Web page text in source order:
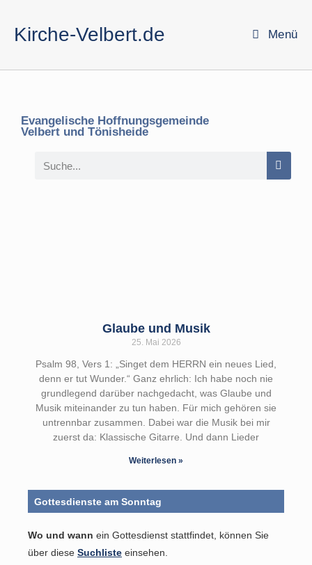
Kirche-Velbert.de Menü
Evangelische Hoffnungsgemeinde
Velbert und Tönisheide
Glaube und Musik
25. Mai 2026
Psalm 98, Vers 1: „Singet dem HERRN ein neues Lied,
denn er tut Wunder.“ Ganz ehrlich: Ich habe noch nie
grundlegend darüber nachgedacht, was Glaube und
Musik miteinander zu tun haben. Für mich gehören sie
untrennbar zusammen. Dabei war die Musik bei mir
zuerst da: Klassische Gitarre. Und dann Lieder
Weiterlesen »
Gottesdienste am Sonntag
Wo und wann ein Gottesdienst stattfindet, können Sie
über diese Suchliste einsehen.